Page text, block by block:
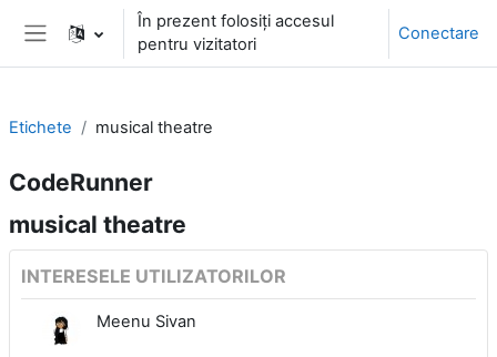
Sari la conţinutul principal
Panou lateral
În prezent folosiți accesul
pentru vizitatori
Conectare
Etichete musical theatre
CodeRunner
musical theatre
INTERESELE UTILIZATORILOR
Meenu Sivan